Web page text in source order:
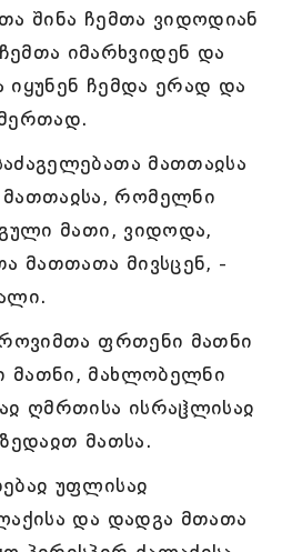
შინა ჩემთა ვიდოდიან
იმარხვიდენ და
ჩემდა ერად და
მათთაჲსა
რომელნი
მათი, ვიდოდა,
მათთათა მივსცენ, -
ფრთენი მათნი
მათნი, მახლობელნი
ღმრთისა ისრაჱლისაჲ
მათსა.
უფლისაჲ
და დადგა მთათა